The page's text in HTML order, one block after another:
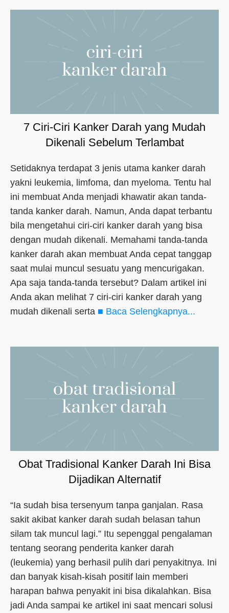
7 Ciri-Ciri Kanker Darah yang Mudah
Dikenali Sebelum Terlambat
Setidaknya terdapat 3 jenis utama kanker darah
yakni leukemia, limfoma, dan myeloma. Tentu hal
ini membuat Anda menjadi khawatir akan tanda-
tanda kanker darah. Namun, Anda dapat terbantu
bila mengetahui ciri-ciri kanker darah yang bisa
dengan mudah dikenali. Memahami tanda-tanda
kanker darah akan membuat Anda cepat tanggap
saat mulai muncul sesuatu yang mencurigakan.
Apa saja tanda-tanda tersebut? Dalam artikel ini
Anda akan melihat 7 ciri-ciri kanker darah yang
mudah dikenali serta ■ Baca Selengkapnya...
Obat Tradisional Kanker Darah Ini Bisa
Dijadikan Alternatif
“Ia sudah bisa tersenyum tanpa ganjalan. Rasa
sakit akibat kanker darah sudah belasan tahun
silam tak muncul lagi.” Itu sepenggal pengalaman
tentang seorang penderita kanker darah
(leukemia) yang berhasil pulih dari penyakitnya. Ini
dan banyak kisah-kisah positif lain memberi
harapan bahwa penyakit ini bisa dikalahkan. Bisa
jadi Anda sampai ke artikel ini saat mencari solusi